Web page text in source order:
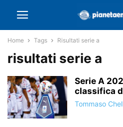
Home Tags Risultati serie a
risultati serie a
Serie A
classifica
Tommaso